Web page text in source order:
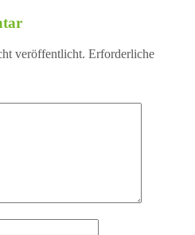
veröffentlicht. Erforderliche